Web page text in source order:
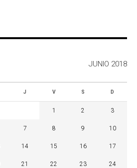
JUNIO 2018
J V S D
1 2 3
7 8 9 10
14 15 16 17
21 22 23 24